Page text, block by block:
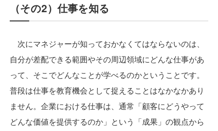
（その2）仕事を知る
次にマネジャーが知っておかなくてはならないのは、
自分が差配できる範囲やその周辺領域にどんな仕事があ
って、そこでどんなことが学べるのかということです。
普段は仕事を教育機会として捉えることはなかなかあり
ません。企業における仕事は、通常「顧客にどうやって
どんな価値を提供するのか」という「成果」の観点から